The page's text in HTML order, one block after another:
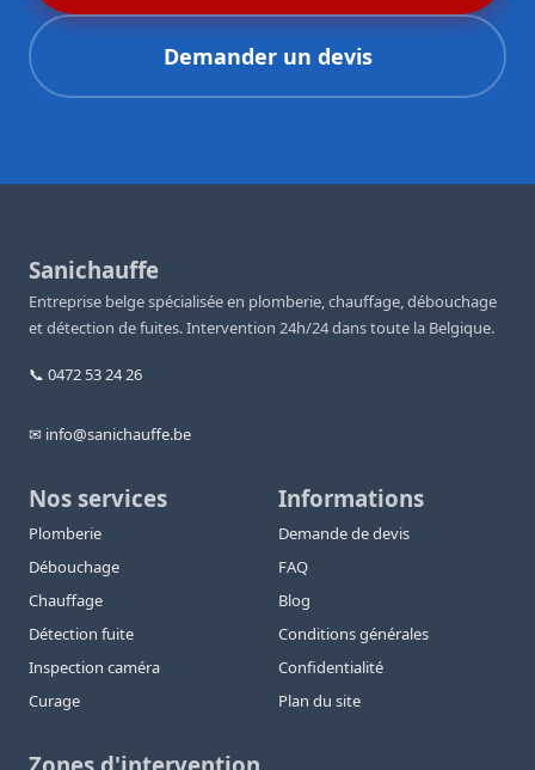
Demander un devis
Sanichauffe
Entreprise belge spécialisée en plomberie, chauffage, débouchage
et détection de fuites. Intervention 24h/24 dans toute la Belgique.
📞 0472 53 24 26
✉ info@sanichauffe.be
Nos services
Plomberie
Débouchage
Chauffage
Détection fuite
Inspection caméra
Curage
Informations
Demande de devis
FAQ
Blog
Conditions générales
Confidentialité
Plan du site